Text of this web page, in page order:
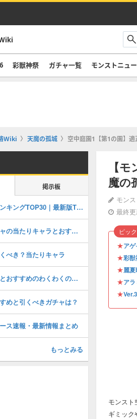
彩獣神祭 ガチャ一覧 モンストニュ
Wiki 天魔の孤城 空中庭園1【第1の園】
【
魔の
モン
最終
★ア
★彩獣
★麗
★ア
★
ピッ
モンスト
ギミック
掲示板
最強キャラランキングTOP30｜最新版Tier
アゲインガチャの当たりキャラとおすすめコース
べき？当たりキャラ
リンネの評価とおすすめのわくわくの実｜どっちが強い？
めと引くべきガチャは？
ス速報・最新情報まとめ
もっとみる